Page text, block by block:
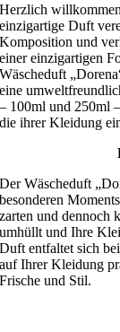
Herzlich
einzigartige Duft
Komposition und
einer einzigartigen
Wäscheduft
eine
– 100ml und 250ml
die ihrer Kleidung
Der Wäscheduft
besonderen
zarten und dennoch
umhüllt und Ihre
Duft entfaltet sich
auf Ihrer Kleidung
Frische und Stil.